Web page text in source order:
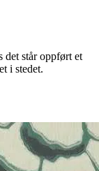
det står oppført et
i stedet.